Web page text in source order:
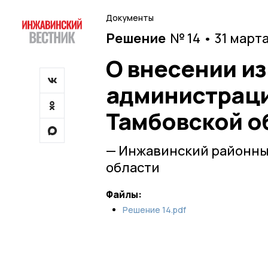
Документы
Решение № 14 • 31
О внесении
Тамбовской
— Инжавинский
области
Файлы:
Решение 14.pdf